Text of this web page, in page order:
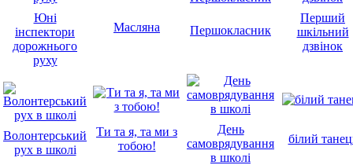
Юні
інспектори
дорожнього
руху
Масляна Першокласник
Перший
шкільний
дзвінок
Волонтерський
рух в школі
Ти та я, та ми з
тобою!
День
самоврядування
в школі
білий